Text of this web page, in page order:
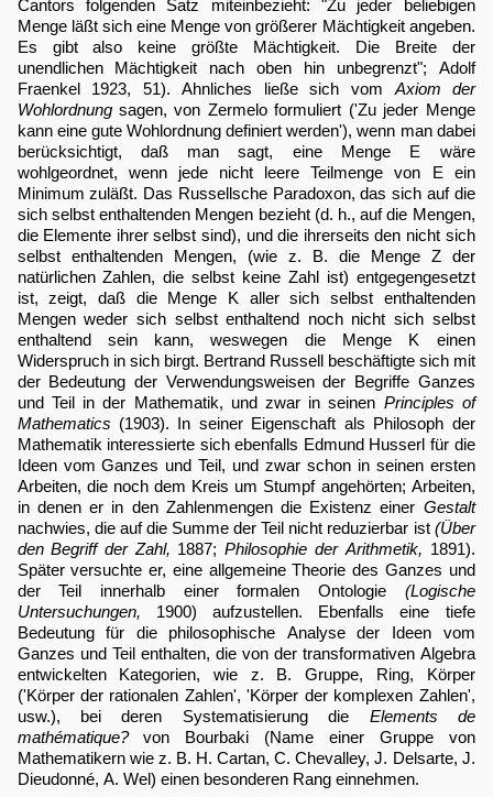
Cantors folgenden Satz miteinbezieht: "Zu jeder beliebigen
Menge läßt sich eine Menge von größerer Mächtigkeit angeben.
Es gibt also keine größte Mächtigkeit. Die Breite der
unendlichen Mächtigkeit nach oben hin unbegrenzt"; Adolf
Fraenkel 1923, 51). Ahnliches ließe sich vom Axiom der
Wohlordnung sagen, von Zermelo formuliert ('Zu jeder Menge
kann eine gute Wohlordnung definiert werden'), wenn man dabei
berücksichtigt, daß man sagt, eine Menge E wäre
wohlgeordnet, wenn jede nicht leere Teilmenge von E ein
Minimum zuläßt. Das Russellsche Paradoxon, das sich auf die
sich selbst enthaltenden Mengen bezieht (d. h., auf die Mengen,
die Elemente ihrer selbst sind), und die ihrerseits den nicht sich
selbst enthaltenden Mengen, (wie z. B. die Menge Z der
natürlichen Zahlen, die selbst keine Zahl ist) entgegengesetzt
ist, zeigt, daß die Menge K aller sich selbst enthaltenden
Mengen weder sich selbst enthaltend noch nicht sich selbst
enthaltend sein kann, weswegen die Menge K einen
Widerspruch in sich birgt. Bertrand Russell beschäftigte sich mit
der Bedeutung der Verwendungsweisen der Begriffe Ganzes
und Teil in der Mathematik, und zwar in seinen Principles of
Mathematics (1903). In seiner Eigenschaft als Philosoph der
Mathematik interessierte sich ebenfalls Edmund Husserl für die
Ideen vom Ganzes und Teil, und zwar schon in seinen ersten
Arbeiten, die noch dem Kreis um Stumpf angehörten; Arbeiten,
in denen er in den Zahlenmengen die Existenz einer Gestalt
nachwies, die auf die Summe der Teil nicht reduzierbar ist (Über
den Begriff der Zahl, 1887; Philosophie der Arithmetik, 1891).
Später versuchte er, eine allgemeine Theorie des Ganzes und
der Teil innerhalb einer formalen Ontologie (Logische
Untersuchungen, 1900) aufzustellen. Ebenfalls eine tiefe
Bedeutung für die philosophische Analyse der Ideen vom
Ganzes und Teil enthalten, die von der transformativen Algebra
entwickelten Kategorien, wie z. B. Gruppe, Ring, Körper
('Körper der rationalen Zahlen', 'Körper der komplexen Zahlen',
usw.), bei deren Systematisierung die Elements de
mathématique?von Bourbaki (Name einer Gruppe von
Mathematikern wie z. B. H. Cartan, C. Chevalley, J. Delsarte, J.
Dieudonné, A. Wel) einen besonderen Rang einnehmen.